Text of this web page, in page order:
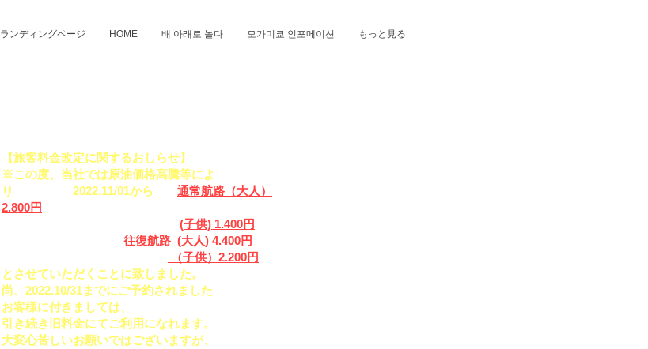
ランディングページ HOME 배 아래로 놀다 모가미쿄 인포메이션 もっと見る
【旅客料金改定に関するおしらせ】
※この度、当社では原油価格高騰等によ
り 2022.11/01から 通常航路（大人）
2.800円
(子供) 1.400円
往復航路 (大人) 4.400円
（子供）2.200円
とさせていただくことに致しました。
尚、​2022.10/31までにご予約されました
お客様に付きましては、
引き続き旧料金にてご利用になれます。
大変心苦しいお願いではございますが、